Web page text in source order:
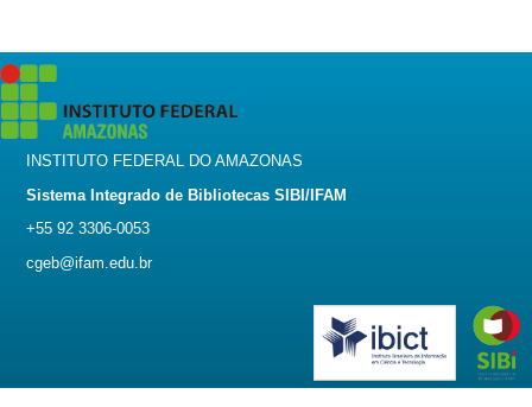
INSTITUTO FEDERAL DO AMAZONAS
Sistema Integrado de Bibliotecas SIBI/IFAM
+55 92 3306-0053
cgeb@ifam.edu.br